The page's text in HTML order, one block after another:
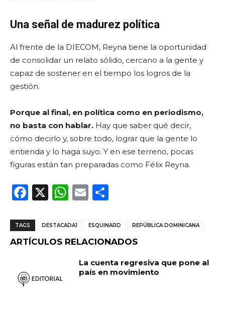
Una señal de madurez política
Al frente de la DIECOM, Reyna tiene la oportunidad
de consolidar un relato sólido, cercano a la gente y
capaz de sostener en el tiempo los logros de la
gestión.
Porque al final, en política como en periodismo,
no basta con hablar. Hay que saber qué decir,
cómo decirlo y, sobre todo, lograr que la gente lo
entienda y lo haga suyo. Y en ese terreno, pocas
figuras están tan preparadas como Félix Reyna.
F
c
e
o
X
W
a
ts
A
E
ai
l
m
p
ar
ti
TAGS DESTACADA1 ESQUINARD REPÚBLICA DOMINICANA
ARTÍCULOS RELACIONADOS
La cuenta regresiva que pone al
país en movimiento